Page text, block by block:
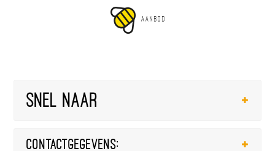
AANBOD
Snel naar
Contactgegevens: